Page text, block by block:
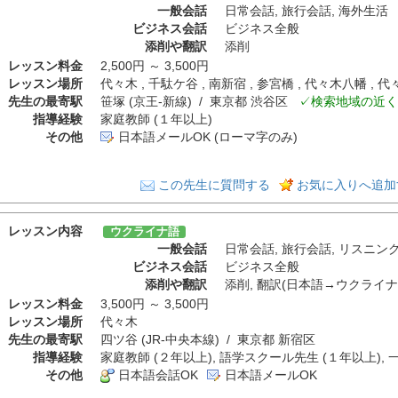
一般会話 日常会話, 旅行会話, 海外生活
ビジネス会話
ビジネス全般
添削や翻訳
添削
レッスン料金
2,500円 ～ 3,500円
レッスン場所
代々木 , 千駄ケ谷 , 南新宿 , 参宮橋 , 代々木八幡 , 代
先生の最寄駅
笹塚 (京王-新線) / 東京都 渋谷区
✓検索地域の近
指導経験
家庭教師 (１年以上)
その他
日本語メールOK (ローマ字のみ)
この先生に質問する お気に入りへ追
レッスン内容 ウクライナ語
一般会話 日常会話, 旅行会話,
リスニン
ビジネス会話
ビジネス全般
添削や翻訳
添削 翻訳(日本語→ウクライ
レッスン料金
3,500円 ～ 3,500円
レッスン場所
代々木
先生の最寄駅
四ツ谷 (JR-中央本線) / 東京都 新宿区
指導経験
家庭教師 (２年以上), 語学スクール先生 (１年以上),
その他
日本語会話OK 日本語メールOK